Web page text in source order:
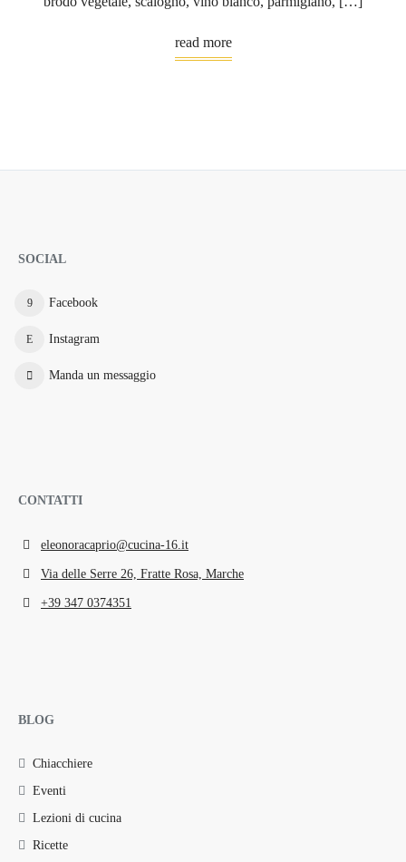
read more
SOCIAL
Facebook
Instagram
Manda un messaggio
CONTATTI
eleonoracaprio@cucina-16.it
Via delle Serre 26, Fratte Rosa, Marche
+39 347 0374351
BLOG
Chiacchiere
Eventi
Lezioni di cucina
Ricette